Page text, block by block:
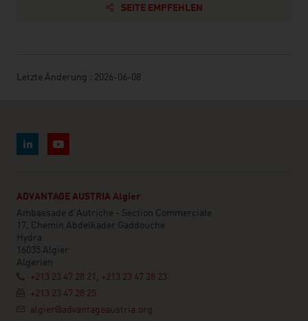
SEITE EMPFEHLEN
Letzte Änderung : 2026-06-08
ADVANTAGE AUSTRIA Algier
Ambassade d'Autriche - Section Commerciale
17, Chemin Abdelkader Gaddouche
Hydra
16035 Algier
Algerien
+213 23 47 28 21, +213 23 47 28 23
+213 23 47 28 25
algier@advantageaustria.org